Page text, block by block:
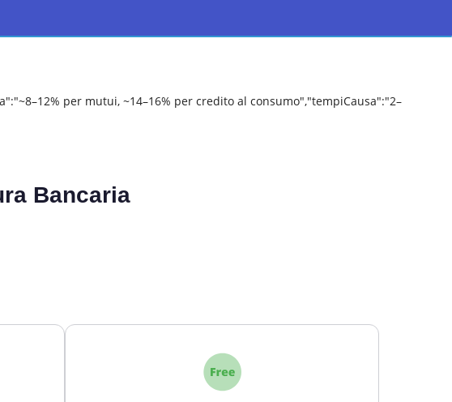
per mutui, ~14–16% per credito al consumo","tempiCausa":"2–
Bancaria